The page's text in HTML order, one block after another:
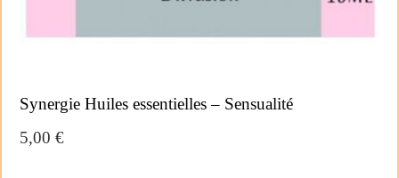
Synergie Huiles essentielles – Sensualité
5,00 €